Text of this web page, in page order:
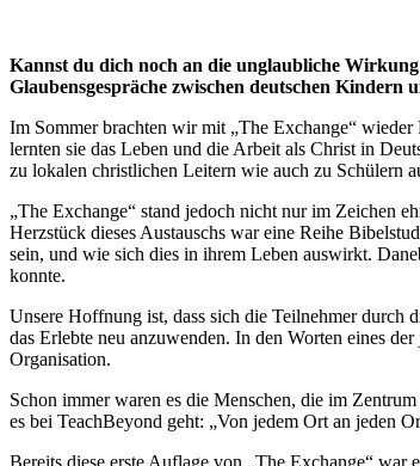
Kannst du dich noch an die unglaubliche
Glaubensgespräche zwischen deutschen
Im Sommer brachten wir mit „The Exchange“
lernten sie das Leben und die Arbeit als Christ in
zu lokalen christlichen Leitern wie auch zu Schülern
„The Exchange“ stand jedoch nicht nur im Zeichen
Herzstück dieses Austauschs war eine Reihe
sein, und wie sich dies in ihrem Leben auswirkt.
konnte.
Unsere Hoffnung ist, dass sich die Teilnehmer durch
das Erlebte neu anzuwenden. In den Worten eines
Organisation.
Schon immer waren es die Menschen, die im
es bei TeachBeyond geht: „Von jedem Ort an jeden